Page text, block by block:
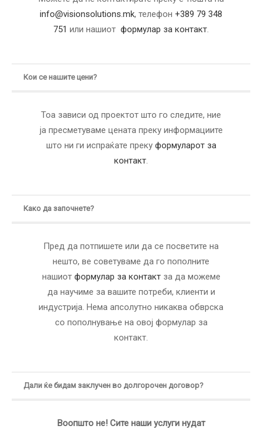
info@visionsolutions.mk, телефон +389 79 348
751 или нашиот формулар за контакт.
Кои се нашите цени?
Тоа зависи од проектот што го следите, ние
ја пресметуваме цената преку информациите
што ни ги испраќате преку формуларот за
контакт.
Како да започнете?
Пред да потпишете или да се посветите на
нешто, ве советуваме да го пополните
нашиот формулар за контактза да можеме
да научиме за вашите потреби, клиенти и
индустрија. Нема апсолутно никаква обврска
со пополнување на овој формулар за
контакт.
Дали ќе бидам заклучен во долгорочен договор?
Воопшто не! Сите наши услуги нудат